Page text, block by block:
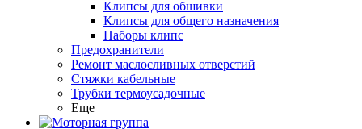
Клипсы для обшивки
Клипсы для общего назначения
Наборы клипс
Предохранители
Ремонт маслосливных отверстий
Стяжки кабельные
Трубки термоусадочные
Еще